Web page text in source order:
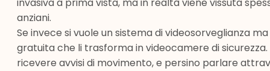
invasiva a prima vista, ma in realtà viene vissuta
anziani.
Se invece si vuole un sistema di videosorveglianza
gratuita che li trasforma in videocamere di
ricevere avvisi di movimento, e persino parlare